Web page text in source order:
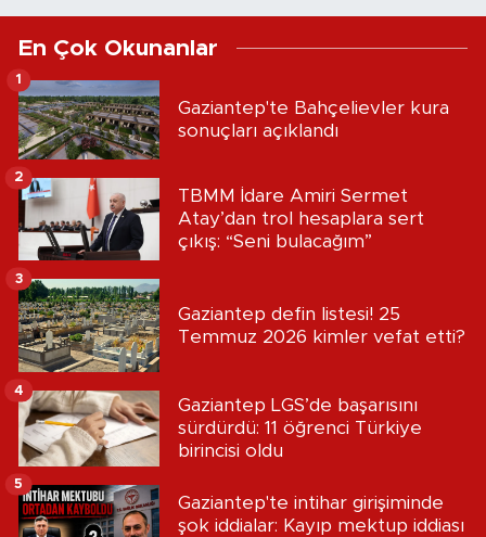
En Çok Okunanlar
Gaziantep'te Bahçelievler kura
sonuçları açıklandı
1
TBMM İdare Amiri Sermet
Atay’dan trol hesaplara sert
çıkış: “Seni bulacağım”
2
Gaziantep defin listesi! 25
Temmuz 2026 kimler vefat etti?
3
Gaziantep LGS’de başarısını
sürdürdü: 11 öğrenci Türkiye
birincisi oldu
4
Gaziantep'te intihar girişiminde
şok iddialar: Kayıp mektup iddiası
5